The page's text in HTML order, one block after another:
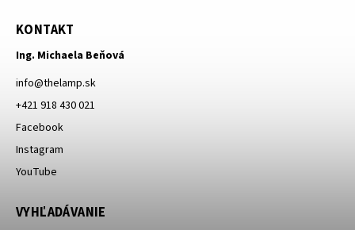
KONTAKT
Ing. Michaela Beňová
info@thelamp.sk
+421 918 430 021
Facebook
Instagram
YouTube
VYHĽADÁVANIE